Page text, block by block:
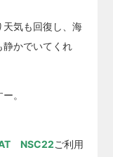
天気も回復し、海
静かでいてくれ
。
NSC22ご利用